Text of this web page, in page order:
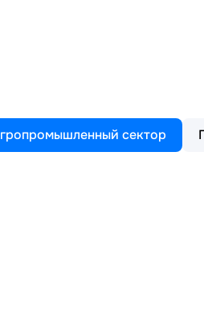
Агропромышленный сектор